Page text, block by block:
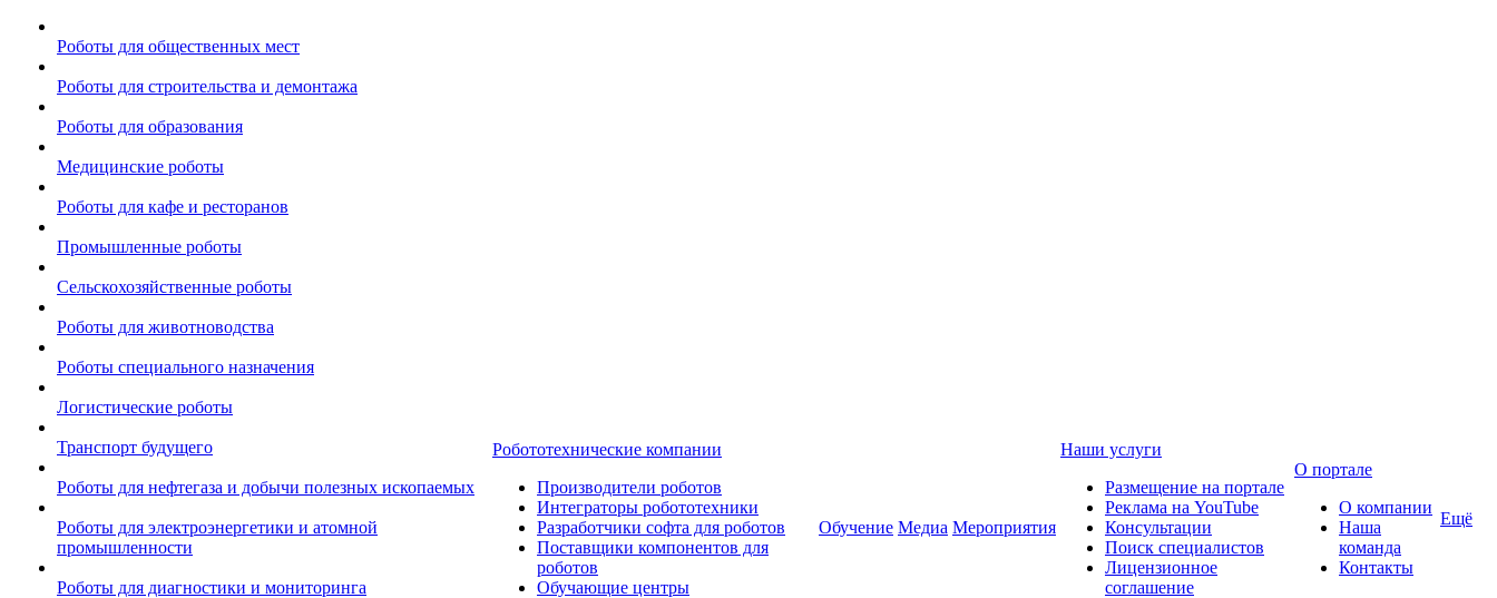
Роботы для общественных мест
Роботы для строительства и демонтажа
Роботы для образования
Медицинские роботы
Роботы для кафе и ресторанов
Промышленные роботы
Сельскохозяйственные роботы
Роботы для животноводства
Роботы специального назначения
Логистические роботы
Транспорт будущего
Роботы для нефтегаза и добычи полезных ископаемых
Роботы для электроэнергетики и атомной
промышленности
Роботы для диагностики и мониторинга
Робототехнические компании
Производители роботов
Интеграторы робототехники
Разработчики софта для роботов
Поставщики компонентов для
роботов
Обучающие центры
Обучение Медиа Мероприятия
Наши услуги
Размещение на портале
Реклама на YouTube
Консультации
Поиск специалистов
Лицензионное
соглашение
О портале
О компании
Наша
команда
Контакты
Ещё